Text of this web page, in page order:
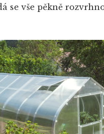
se vše pěkně